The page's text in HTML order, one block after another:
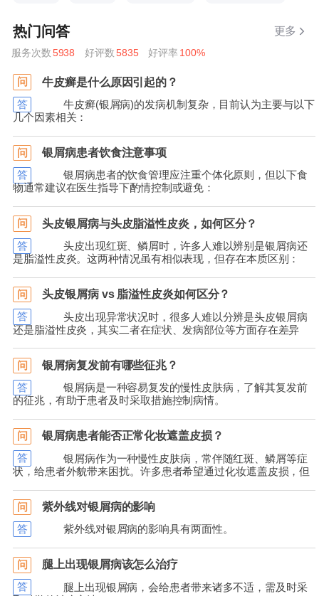
热门问答 更多
服务次数 5938 好评数 5835 好评率 100%
问 牛皮癣是什么原因引起的？
答
牛皮癣(银屑病)的发病机制复杂，目前认为主要与以下
几个因素相关：
问 银屑病患者饮食注意事项
答
银屑病患者的饮食管理应注重个体化原则，但以下食
物通常建议在医生指导下酌情控制或避免：
问 头皮银屑病与头皮脂溢性皮炎，如何区分？
答
头皮出现红斑、鳞屑时，许多人难以辨别是银屑病还
是脂溢性皮炎。这两种情况虽有相似表现，但存在本质区别：
问 头皮银屑病 vs 脂溢性皮炎如何区分？
答
头皮出现异常状况时，很多人难以分辨是头皮银屑病
还是脂溢性皮炎，其实二者在症状、发病部位等方面存在差异
问 银屑病复发前有哪些征兆？
答
银屑病是一种容易复发的慢性皮肤病，了解其复发前
的征兆，有助于患者及时采取措施控制病情。
问 银屑病患者能否正常化妆遮盖皮损？
答
银屑病作为一种慢性皮肤病，常伴随红斑、鳞屑等症
状，给患者外貌带来困扰。许多患者希望通过化妆遮盖皮损，但
问 紫外线对银屑病的影响
答 紫外线对银屑病的影响具有两面性。
问 腿上出现银屑病该怎么治疗
答
腿上出现银屑病，会给患者带来诸多不适，需及时采